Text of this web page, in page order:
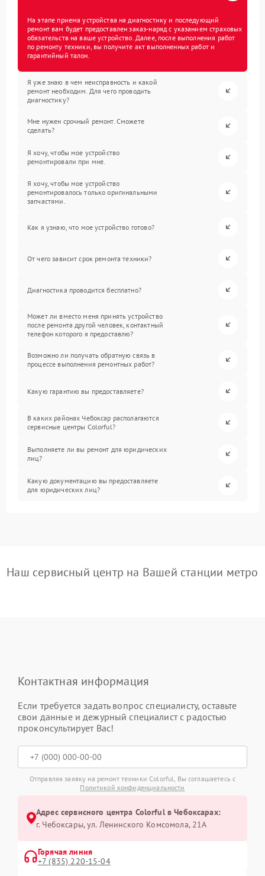
На этапе приема устройства на диагностику и последующий
ремонт вам будет предоставлен заказ-наряд с указанием страховых
обязательств на ваше устройство. Далее, после выполнения работ
по ремонту техники, вы получите акт выполненных работ и
гарантийный талон.
Я уже знаю в чем неисправность и какой
ремонт необходим. Для чего проводить
диагностику?
Мне нужен срочный ремонт. Сможете
сделать?
Я хочу, чтобы мое устройство
ремонтировали при мне.
Я хочу, чтобы мое устройство
ремонтировалось только оригинальными
запчастями.
Как я узнаю, что мое устройство готово?
От чего зависит срок ремонта техники?
Диагностика проводится бесплатно?
Может ли вместо меня принять устройство
после ремонта другой человек, контактный
телефон которого я предоставлю?
Возможно ли получать обратную связь в
процессе выполнения ремонтных работ?
Какую гарантию вы предоставляете?
В каких районах Чебоксар располагаются
сервисные центры Colorful?
Выполняете ли вы ремонт для юридических
лиц?
Какую документацию вы предоставляете
для юридических лиц?
Наш сервисный центр на Вашей станции метро
Контактная информация
Если требуется задать вопрос специалисту, оставьте
свои данные и дежурный специалист с радостью
проконсультирует Вас!
Отправляя заявку на ремонт техники Colorful, Вы соглашаетесь с
Политикой конфиденциальности
Адрес сервисного центра Colorful в Чебоксарах:
г. Чебоксары, ул. Ленинского Комсомола, 21А
Горячая линия
+7 (835) 220-15-04